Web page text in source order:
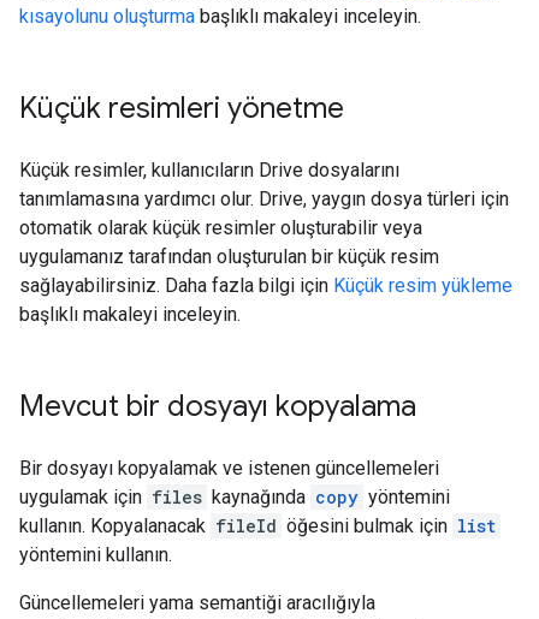
kısayolunu oluşturma başlıklı makaleyi inceleyin.
Küçük resimleri yönetme
Küçük resimler, kullanıcıların Drive dosyalarını
tanımlamasına yardımcı olur. Drive, yaygın dosya türleri için
otomatik olarak küçük resimler oluşturabilir veya
uygulamanız tarafından oluşturulan bir küçük resim
sağlayabilirsiniz. Daha fazla bilgi için Küçük resim yükleme
başlıklı makaleyi inceleyin.
Mevcut bir dosyayı kopyalama
Bir dosyayı kopyalamak ve istenen güncellemeleri
uygulamak için files kaynağında copy yöntemini
kullanın. Kopyalanacak fileId öğesini bulmak için list
yöntemini kullanın.
Güncellemeleri yama semantiği aracılığıyla